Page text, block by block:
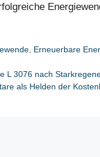
Erneuerbare
L 3076 nach
als Helden der